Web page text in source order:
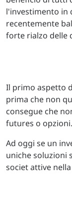
l'investimento in
recentemente
forte rialzo delle
Il primo aspetto
prima che non
consegue che
futures o opzioni.
Ad oggi se un
uniche soluzioni
societ attive